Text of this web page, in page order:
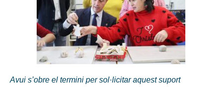
Avui s’obre el termini per sol·licitar aquest suport